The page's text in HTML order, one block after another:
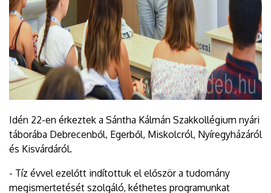
Idén 22-en érkeztek a Sántha Kálmán Szakkollégium nyári
táborába Debrecenből, Egerből, Miskolcról, Nyíregyházáról
és Kisvárdáról.
- Tíz évvel ezelőtt indítottuk el először a tudomány
megismertetését szolgáló, kéthetes programunkat